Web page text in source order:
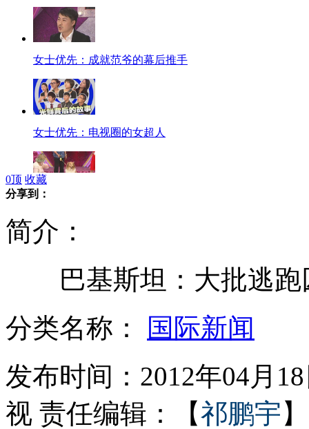
女士优先：成就范爷的幕后推手
女士优先：电视圈的女超人
女星婚讯连连 “野蛮女友”集体出嫁
生活情报站：超市赠品问题多
0顶 收藏
分享到：
简介：
巴基斯坦：大批逃跑
分类名称：
国际新闻
发布时间：2012年04月
视 责任编辑：【祁鹏宇 】